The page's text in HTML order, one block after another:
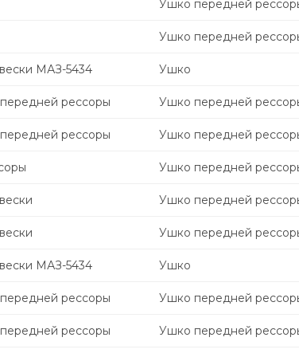
Ушко передней
Ушко передней
МАЗ-5434 Ушко
рессоры Ушко передней
рессоры Ушко передней
Ушко передней
Ушко передней
Ушко передней
МАЗ-5434 Ушко
рессоры Ушко передней
рессоры Ушко передней